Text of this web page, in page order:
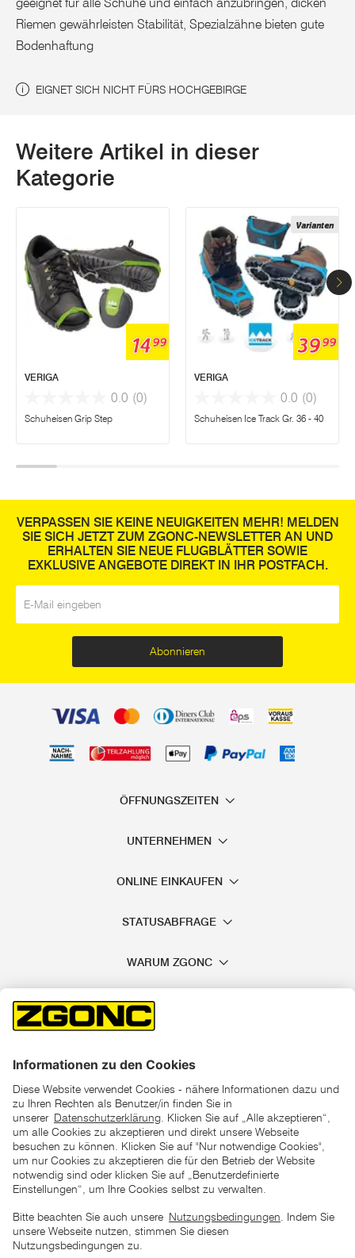
geeignet für alle Schuhe und einfach anzubringen, dicken
Riemen gewährleisten Stabilität, Spezialzähne bieten gute
Bodenhaftung
EIGNET SICH NICHT FÜRS HOCHGEBIRGE
Weitere Artikel in dieser
Kategorie
1499
VERIGA
0.0 (0)
Schuheisen Grip Step
Varianten
3999
VERIGA
0.0 (0)
Schuheisen Ice Track Gr. 36 - 40
VERPASSEN SIE KEINE NEUIGKEITEN MEHR! MELDEN
SIE SICH JETZT ZUM ZGONC-NEWSLETTER AN UND
ERHALTEN SIE NEUE FLUGBLÄTTER SOWIE
EXKLUSIVE ANGEBOTE DIREKT IN IHR POSTFACH.
Abonnieren
ÖFFNUNGSZEITEN
UNTERNEHMEN
ONLINE EINKAUFEN
STATUSABFRAGE
WARUM ZGONC
*der "statt"-Preis ist der niedrigste von uns in den letzten 30
Tagen vor Beginn dieser Aktion verlangte Preis
unter den UVP Preisen auf dieser Website sind die
zu verstehen